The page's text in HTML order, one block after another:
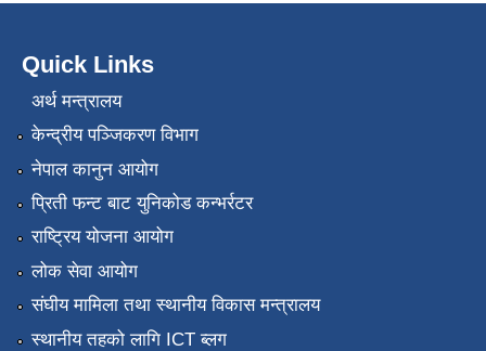
Quick Links
अर्थ मन्त्रालय
केन्द्रीय पञ्जिकरण विभाग
नेपाल कानुन आयोग
प्रिती फन्ट बाट युनिकोड कन्भर्रटर
राष्ट्रिय योजना आयोग
लोक सेवा आयोग
संघीय मामिला तथा स्थानीय विकास मन्त्रालय
स्थानीय तहको लागि ICT ब्लग